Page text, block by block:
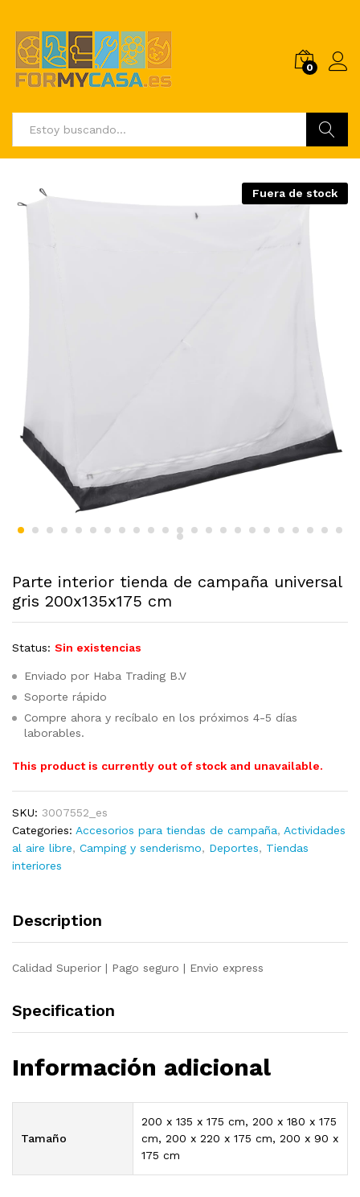
0
Fuera de stock
Parte interior tienda de campaña universal
gris 200x135x175 cm
Status: Sin existencias
Enviado por Haba Trading B.V
Soporte rápido
Compre ahora y recíbalo en los próximos 4-5 días
laborables.
This product is currently out of stock and unavailable.
SKU: 3007552_es
Categories: Accesorios para tiendas de campaña, Actividades
al aire libre, Camping y senderismo, Deportes, Tiendas
interiores
Description
Calidad Superior | Pago seguro | Envio express
Specification
Información adicional
Tamaño
200 x 135 x 175 cm, 200 x 180 x 175
cm, 200 x 220 x 175 cm, 200 x 90 x
175 cm